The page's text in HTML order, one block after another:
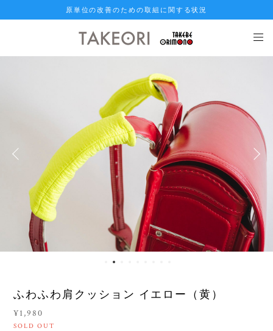
原単位の改善のための取組に関する状況
ふわふわ肩クッション イエロー（黄）
¥1,980
SOLD OUT